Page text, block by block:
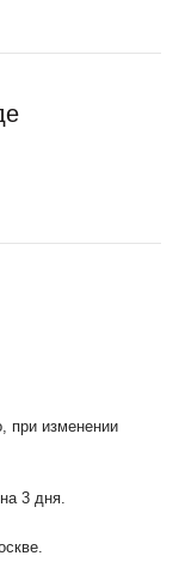
при изменении
3 дня.